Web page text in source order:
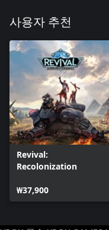
사용자 추천
Revival:
Recolonization
₩37,900